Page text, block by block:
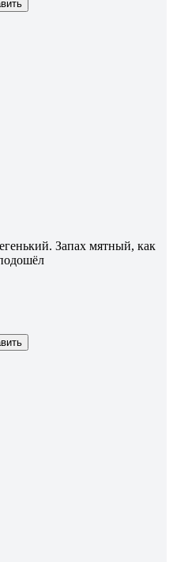
Запах мятный, как